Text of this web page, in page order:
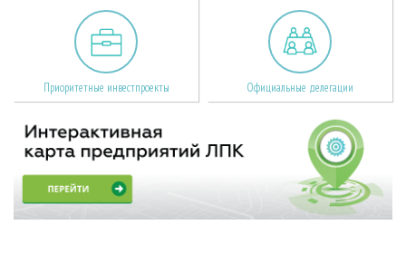
Приоритетные инвестпроекты Официальные делегации